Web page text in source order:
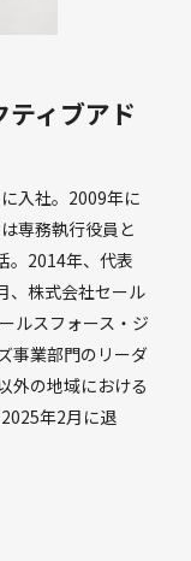
ティブアド
入社。2009年に
専務執行役員と
。2014年、代表
、株式会社セール
ルスフォース・ジ
事業部門のリーダ
外の地域における
年2月に退